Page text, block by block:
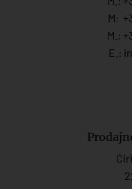
M:
M.:
E.: